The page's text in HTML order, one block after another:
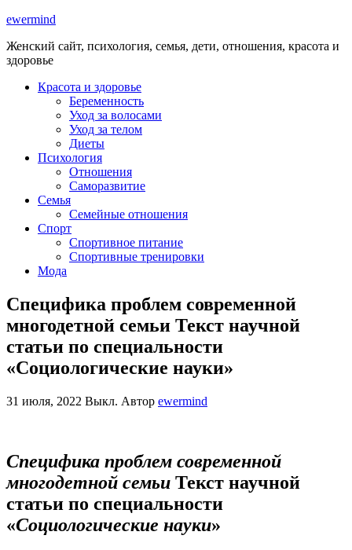
ewermind
Женский сайт, психология, семья, дети, отношения, красота и
здоровье
Красота и здоровье
Беременность
Уход за волосами
Уход за телом
Диеты
Психология
Отношения
Саморазвитие
Семья
Семейные отношения
Спорт
Спортивное питание
Спортивные тренировки
Мода
Специфика проблем современной
многодетной семьи Текст научной
статьи по специальности
«Социологические науки»
31 июля, 2022 Выкл. Автор ewermind
Специфика проблем современной
многодетной семьи Текст научной
статьи по специальности
«Социологические науки»